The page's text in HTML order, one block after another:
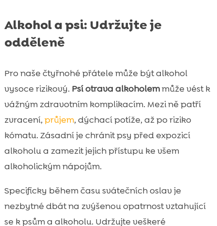
Alkohol a psi: Udržujte je
odděleně
Pro naše čtyřnohé přátele může být alkohol
vysoce rizikový. Psí otrava alkoholemmůže vést k
vážným zdravotním komplikacím. Mezi ně patří
zvracení, průjem, dýchací potíže, až po riziko
kómatu. Zásadní je chránit psy před expozicí
alkoholu a zamezit jejich přístupu ke všem
alkoholickým nápojům.
Specificky během času svátečních oslav je
nezbytné dbát na zvýšenou opatrnost vztahující
se k psům a alkoholu. Udržujte veškeré